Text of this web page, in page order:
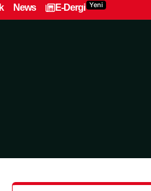
News E-Dergi Yeni